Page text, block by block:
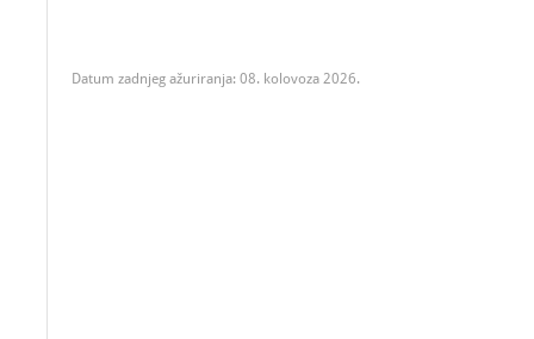
Datum zadnjeg ažuriranja: 08. kolovoza 2026.